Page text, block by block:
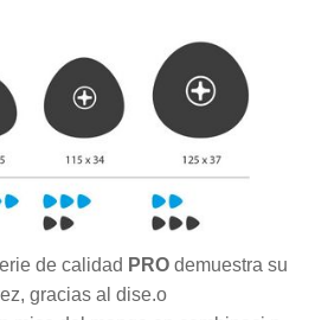
de calidad PRO demuestra su
gracias al dise.o